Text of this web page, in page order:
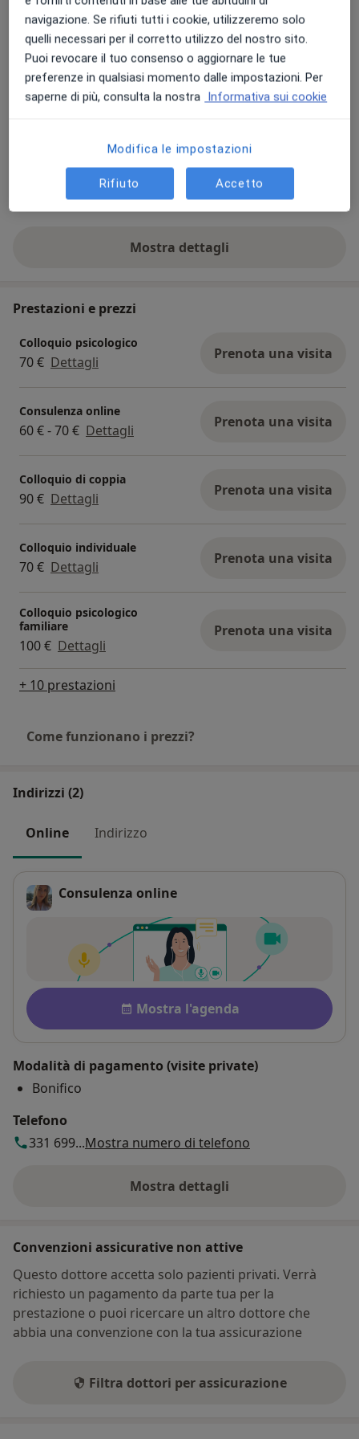
Depressione
Difficoltà relazionali
Disturbi dell’apprendimento
ADHD Ansia
Presso questo indirizzo visito
Adulti
Tipologia di visite
Visualizza gli indirizzi (1)
Consulenza onlineVisualizza l'agenda online
Mostra dettagli
sull'esperienza
Prestazioni e prezzi
Colloquio psicologico
70 € Dettagli Prenota una visita
Consulenza online
60 € - 70 € Dettagli Prenota una visita
Colloquio di coppia
90 € Dettagli Prenota una visita
Colloquio individuale
70 € Dettagli Prenota una visita
Colloquio psicologico
familiare
100 € Dettagli
Prenota una visita
+ 10 prestazioni
Come funzionano i prezzi?
Indirizzi (2)
Online Indirizzo
Consulenza online
Disponibilità
Mostra l'agenda
Modalità di pagamento (visite private)
Bonifico
Telefono
331 699...Mostra numero di telefono
Mostra dettagli
sull'indirizzo
Convenzioni assicurative non attive
Questo dottore accetta solo pazienti privati. Verrà
richiesto un pagamento da parte tua per la
prestazione o puoi ricercare un altro dottore che
abbia una convenzione con la tua assicurazione
Filtra dottori per assicurazione
navigazione. Se rifiuti tutti i cookie, utilizzeremo solo
quelli necessari per il corretto utilizzo del nostro sito.
Puoi revocare il tuo consenso o aggiornare le tue
preferenze in qualsiasi momento dalle impostazioni. Per
saperne di più, consulta la nostra Informativa sui cookie
Modifica le impostazioni
Rifiuto Accetto